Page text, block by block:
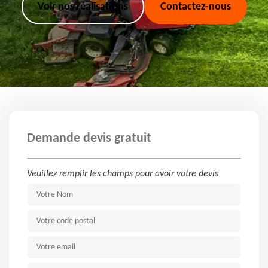
Voir nos réalisations Contactez-nous
Demande devis gratuit
Veuillez remplir les champs pour avoir votre devis